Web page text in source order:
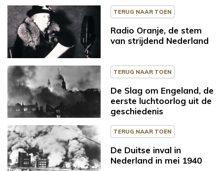
TERUG NAAR TOEN
Radio Oranje, de stem
van strijdend Nederland
TERUG NAAR TOEN
De Slag om Engeland, de
eerste luchtoorlog uit de
geschiedenis
TERUG NAAR TOEN
De Duitse inval in
Nederland in mei 1940